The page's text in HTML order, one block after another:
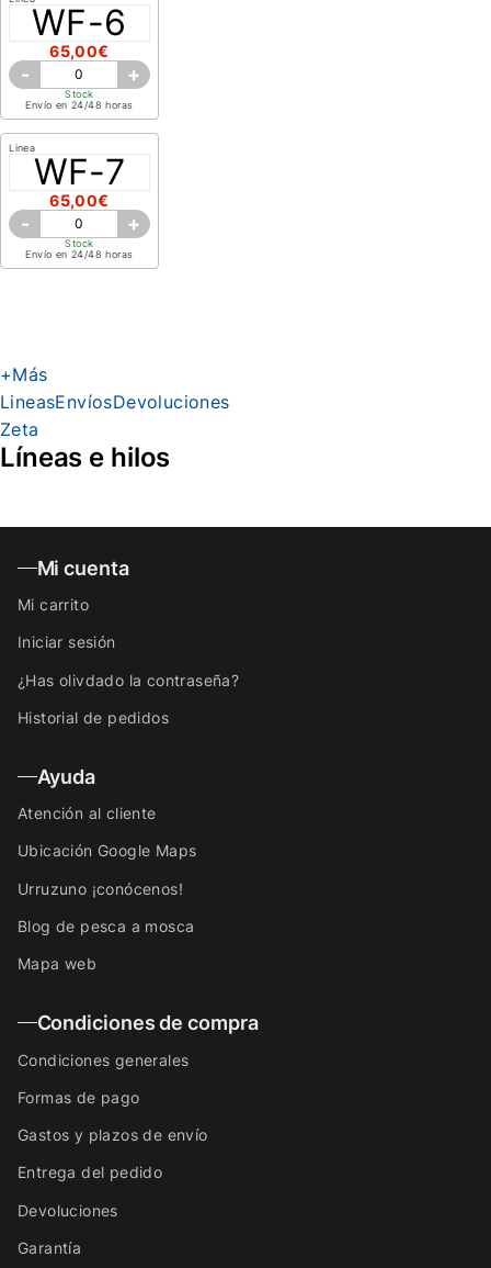
WF-6
65,00€
- +
Stock
Envío en 24/48 horas
Linea
WF-7
65,00€
- +
Stock
Envío en 24/48 horas
+Más
Lineas
Zeta
EnvíosDevoluciones
Líneas e hilos
Mi cuenta
Mi carrito
Iniciar sesión
¿Has olivdado la contraseña?
Historial de pedidos
Ayuda
Atención al cliente
Ubicación Google Maps
Urruzuno ¡conócenos!
Blog de pesca a mosca
Mapa web
Condiciones de compra
Condiciones generales
Formas de pago
Gastos y plazos de envío
Entrega del pedido
Devoluciones
Garantía